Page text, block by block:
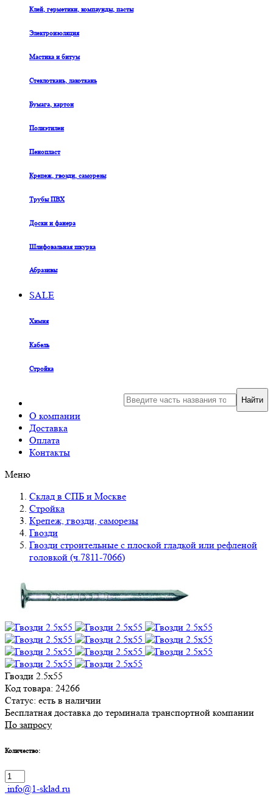
Клей, герметики, компаунды, пасты
Электроизоляция
Мастика и битум
Стеклоткань, лакоткань
Бумага, картон
Полиэтилен
Пенопласт
Крепеж, гвозди, саморезы
Трубы ПВХ
Доски и фанера
Шлифовальная шкурка
Абразивы
SALE
Химия
Кабель
Стройка
О компании
Доставка
Оплата
Контакты
Найти
Меню
Склад в СПБ и Москве
Стройка
Крепеж, гвозди, саморезы
Гвозди
Гвозди строительные с плоской гладкой или рефленой
головкой (ч.7811-7066)
Гвозди 2.5х55
Код товара: 24266
Статус: есть в наличии
Бесплатная доставка до терминала транспортной компании
По запросу
Количество:
info@1-sklad.ru